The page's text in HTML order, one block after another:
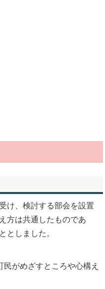
け、検討する部会を設置
方は共通したものであ
としました。
がめざすところや心構え